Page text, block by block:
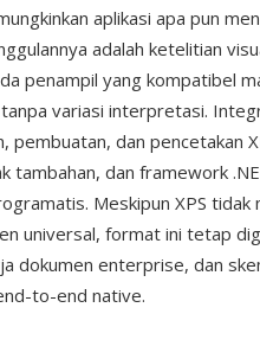
aplikasi apa pun
adalah ketelitian
penampil yang kompatibel
variasi interpretasi.
pembuatan, dan pencetakan
tambahan, dan framework
Meskipun XPS tidak
universal, format ini tetap
dokumen enterprise, dan
to-end native.